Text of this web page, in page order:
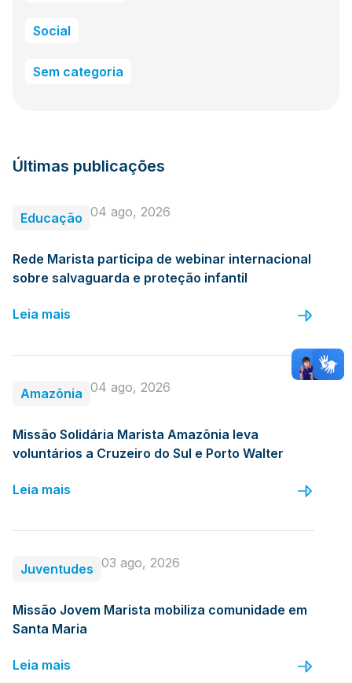
Social
Sem categoria
Últimas publicações
Educação 04 ago, 2026
Rede Marista participa de webinar internacional
sobre salvaguarda e proteção infantil
Leia mais
Amazônia 04 ago, 2026
Missão Solidária Marista Amazônia leva
voluntários a Cruzeiro do Sul e Porto Walter
Leia mais
Juventudes 03 ago, 2026
Missão Jovem Marista mobiliza comunidade em
Santa Maria
Leia mais